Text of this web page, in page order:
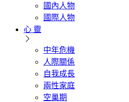
國內人物
國際人物
心 靈
中年危機
人際關係
自我成長
兩性家庭
空巢期